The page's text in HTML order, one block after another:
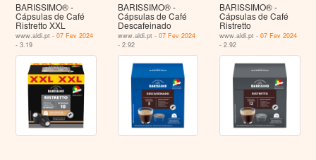
BARISSIMO® -
Cápsulas de Café
Ristretto XXL
www.aldi.pt -07 Fev 2024
- 3.19
BARISSIMO® -
Cápsulas de Café
Descafeinado
www.aldi.pt - 07 Fev 2024
- 2.92
BARISSIMO® -
Cápsulas de Café
Ristretto
www.aldi.pt -07 Fev 2024
- 2.92